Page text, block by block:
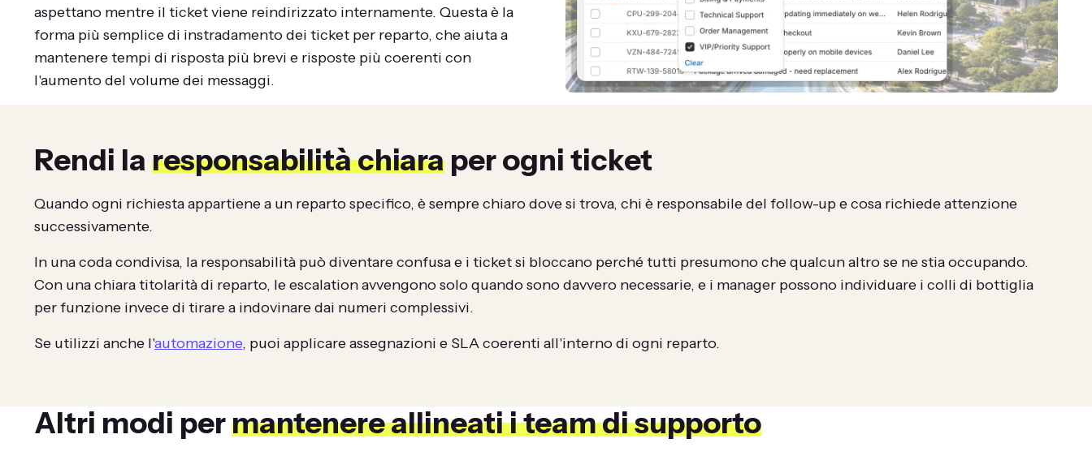
aspettano mentre il ticket viene reindirizzato internamente. Questa è la
forma più semplice di instradamento dei ticket per reparto, che aiuta a
mantenere tempi di risposta più brevi e risposte più coerenti con
l'aumento del volume dei messaggi.
Rendi la responsabilità chiara per ogni ticket
Quando ogni richiesta appartiene a un reparto specifico, è sempre chiaro dove si trova, chi è responsabile del follow-up e cosa richiede attenzione
successivamente.
In una coda condivisa, la responsabilità può diventare confusa e i ticket si bloccano perché tutti presumono che qualcun altro se ne stia occupando.
Con una chiara titolarità di reparto, le escalation avvengono solo quando sono davvero necessarie, e i manager possono individuare i colli di bottiglia
per funzione invece di tirare a indovinare dai numeri complessivi.
Se utilizzi anche l'automazione, puoi applicare assegnazioni e SLA coerenti all'interno di ogni reparto.
Altri modi permantenere allineati i team di supporto